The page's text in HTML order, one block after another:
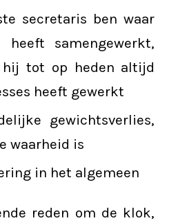
secretaris ben waar
samengewerkt,
hij tot op heden altijd
heeft gewerkt
gewichtsverlies,
waarheid is
in het algemeen
reden om de klok,